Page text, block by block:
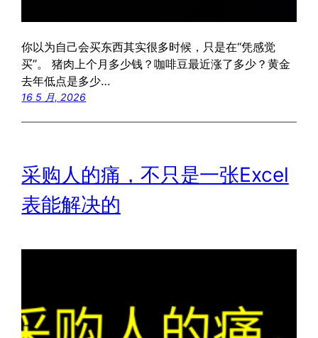
你以为自己会买东西其实很多时候，只是在“凭感觉
买”。 猪肉上个月多少钱？咖啡豆最近涨了多少？黄金
去年低点是多少…
16 5 月, 2026
采购人的痛，不只是一张Excel
表能解决的